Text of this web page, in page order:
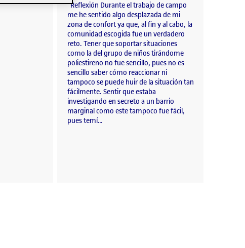
Reflexión Durante el trabajo de campo
me he sentido algo desplazada de mi
zona de confort ya que, al fin y al cabo, la
comunidad escogida fue un verdadero
reto. Tener que soportar situaciones
como la del grupo de niños tirándome
poliestireno no fue sencillo, pues no es
sencillo saber cómo reaccionar ni
tampoco se puede huir de la situación tan
fácilmente. Sentir que estaba
investigando en secreto a un barrio
marginal como este tampoco fue fácil,
pues temí…